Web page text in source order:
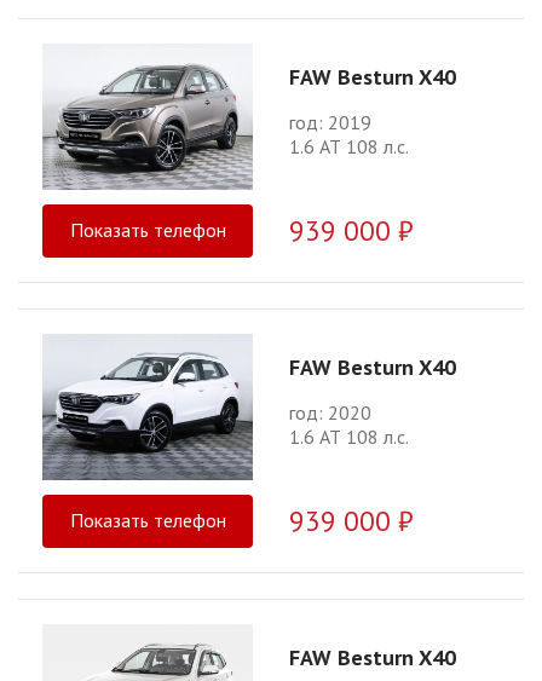
FAW Besturn X40
год: 2019
1.6 АТ 108 л.с.
Показать телефон 939 000 ₽
FAW Besturn X40
год: 2020
1.6 АТ 108 л.с.
Показать телефон 939 000 ₽
FAW Besturn X40